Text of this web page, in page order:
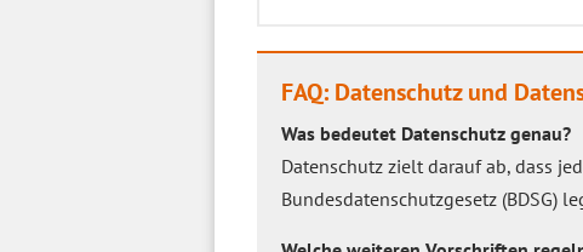
FAQ: Datenschutz und
Was bedeutet Datenschutz genau?
Datenschutz zielt darauf ab, dass
Bundesdatenschutzgesetz (BDSG)